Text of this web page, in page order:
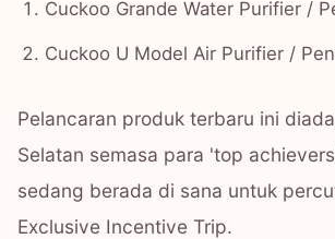
Cuckoo Grande Water Purifier /
Cuckoo U Model Air Purifier /
Pelancaran produk terbaru ini
Selatan semasa para 'top
sedang berada di sana untuk
Exclusive Incentive Trip.